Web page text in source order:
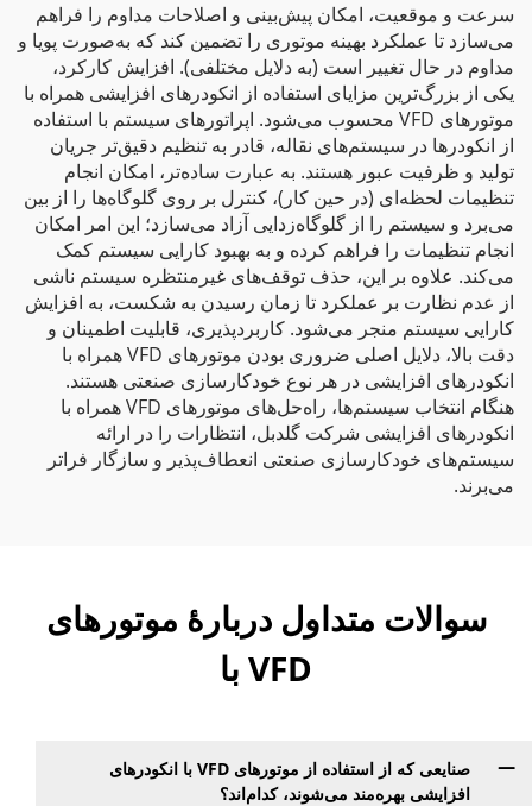
سرعت و موقعیت، امکان پیش‌بینی و اصلاحات مداوم را فراهم
می‌سازد تا عملکرد بهینه موتوری را تضمین کند که به‌صورت پویا و
مداوم در حال تغییر است (به دلایل مختلفی). افزایش کارکرد،
یکی از بزرگ‌ترین مزایای استفاده از انکودرهای افزایشی همراه با
موتورهای VFD محسوب می‌شود. اپراتورهای سیستم با استفاده
از انکودرها در سیستم‌های نقاله، قادر به تنظیم دقیق‌تر جریان
تولید و ظرفیت عبور هستند. به عبارت ساده‌تر، امکان انجام
تنظیمات لحظه‌ای (در حین کار)، کنترل بر روی گلوگاه‌ها را از بین
می‌برد و سیستم را از گلوگاه‌زدایی آزاد می‌سازد؛ این امر امکان
انجام تنظیمات را فراهم کرده و به بهبود کارایی سیستم کمک
می‌کند. علاوه بر این، حذف توقف‌های غیرمنتظره سیستم ناشی
از عدم نظارت بر عملکرد تا زمان رسیدن به شکست، به افزایش
کارایی سیستم منجر می‌شود. کاربردپذیری، قابلیت اطمینان و
دقت بالا، دلایل اصلی ضروری بودن موتورهای VFD همراه با
انکودرهای افزایشی در هر نوع خودکارسازی صنعتی هستند.
هنگام انتخاب سیستم‌ها، راه‌حل‌های موتورهای VFD همراه با
انکودرهای افزایشی شرکت گلدبل، انتظارات را در ارائه
سیستم‌های خودکارسازی صنعتی انعطاف‌پذیر و سازگار فراتر
می‌برند.
سوالات متداول دربارهٔ موتورهای
VFD با
صنایعی که از استفاده از موتورهای VFD با انکودرهای
افزایشی بهره‌مند می‌شوند، کدام‌اند؟